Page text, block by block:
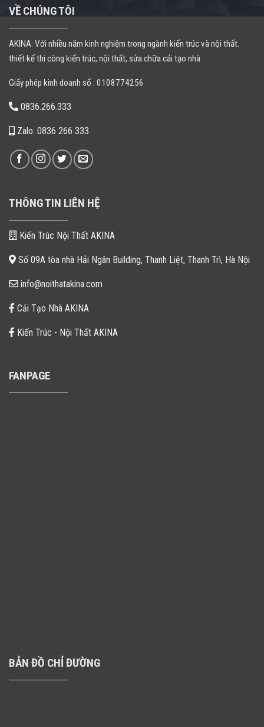
VỀ CHÚNG TÔI
AKINA: Với nhiều năm kinh nghiệm trong ngành kiến trúc và nội thất.
thiết kế thi công kiến trúc, nội thất, sửa chữa cải tạo nhà
Giấy phép kinh doanh số : 0108774256
0836.266.333
Zalo: 0836 266 333
THÔNG TIN LIÊN HỆ
Kiến Trúc Nội Thất AKINA
Số 09A tòa nhà Hải Ngân Building, Thanh Liệt, Thanh Trì, Hà Nội
info@noithatakina.com
Cải Tạo Nhà AKINA
Kiến Trúc - Nội Thất AKINA
FANPAGE
BẢN ĐỒ CHỈ ĐƯỜNG